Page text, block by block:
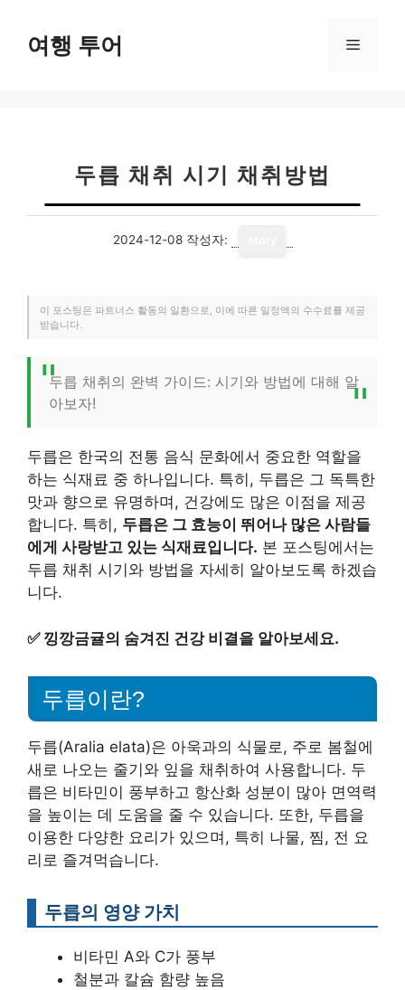
여행 투어 메
두릅 채취 시기 채취방법
2024-12-08 작성자:
이 포스팅은 파트너스 활동의 일환으로, 이에 따른 일정액의 수수료를 제공
받습니다.
두릅 채취의 완벽 가이드: 시기와 방법에 대해 알
아보자!
두릅은 한국의 전통 음식 문화에서 중요한 역할을
하는 식재료 중 하나입니다. 특히, 두릅은 그 독특한
맛과 향으로 유명하며, 건강에도 많은 이점을 제공
합니다. 특히, 두릅은 그 효능이 뛰어나 많은 사람들
에게 사랑받고 있는 식재료입니다. 본 포스팅에서는
두릅 채취 시기와 방법을 자세히 알아보도록 하겠습
니다.
✅ 낑깡금귤의 숨겨진 건강 비결을 알아보세요.
두릅이란?
두릅(Aralia elata)은 아욱과의 식물로, 주로 봄철에
새로 나오는 줄기와 잎을 채취하여 사용합니다. 두
릅은 비타민이 풍부하고 항산화 성분이 많아 면역력
을 높이는 데 도움을 줄 수 있습니다. 또한, 두릅을
이용한 다양한 요리가 있으며, 특히 나물, 찜, 전 요
리로 즐겨먹습니다.
두릅의 영양 가치
비타민 A와 C가 풍부
철분과 칼슘 함량 높음